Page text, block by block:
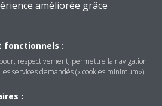
améliorée grâce
fonctionnels :
respectivement, permettre la navigation
services demandés (« cookies minimum»).
: